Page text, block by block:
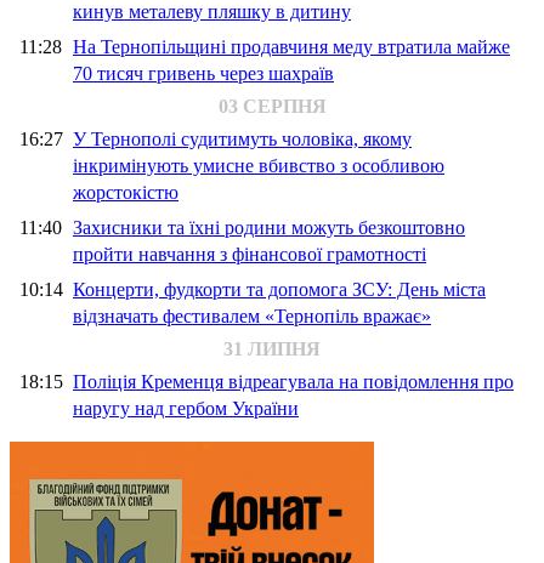
кинув металеву пляшку в дитину
11:28 На Тернопільщині продавчиня меду втратила майже
70 тисяч гривень через шахраїв
03 СЕРПНЯ
16:27 У Тернополі судитимуть чоловіка, якому
інкримінують умисне вбивство з особливою
жорстокістю
11:40 Захисники та їхні родини можуть безкоштовно
пройти навчання з фінансової грамотності
10:14 Концерти, фудкорти та допомога ЗСУ: День міста
відзначать фестивалем «Тернопіль вражає»
31 ЛИПНЯ
18:15 Поліція Кременця відреагувала на повідомлення про
наругу над гербом України